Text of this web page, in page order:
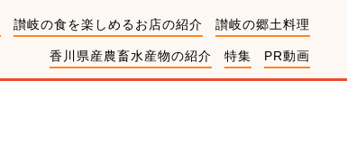
讃岐の食を楽しめるお店の紹介 讃岐の郷土料理
香川県産農畜水産物の紹介 特集 PR動画